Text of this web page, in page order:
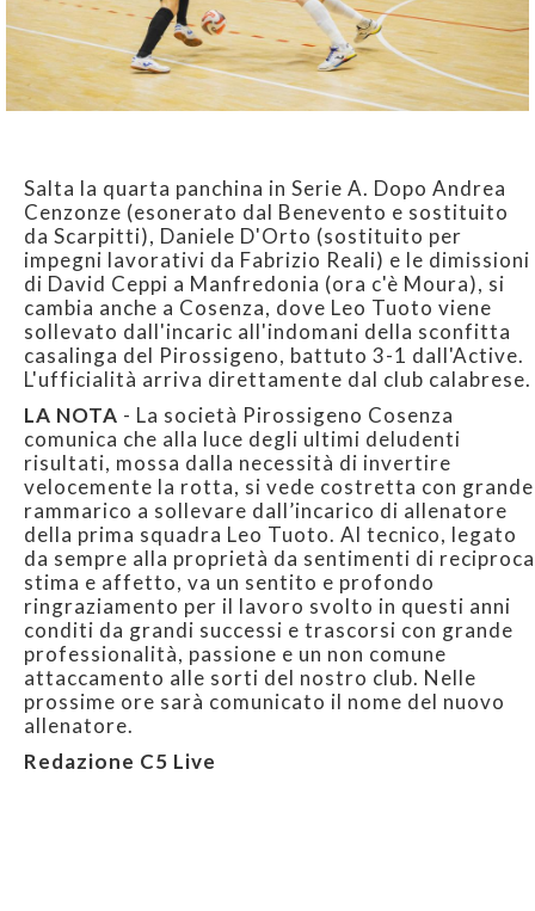
Salta la quarta panchina in Serie A. Dopo Andrea
Cenzonze (esonerato dal Benevento e sostituito
da Scarpitti), Daniele D'Orto (sostituito per
impegni lavorativi da Fabrizio Reali) e le dimissioni
di David Ceppi a Manfredonia (ora c'è Moura), si
cambia anche a Cosenza, dove Leo Tuoto viene
sollevato dall'incaric all'indomani della sconfitta
casalinga del Pirossigeno, battuto 3-1 dall'Active.
L'ufficialità arriva direttamente dal club calabrese.
LA NOTA - La società Pirossigeno Cosenza
comunica che alla luce degli ultimi deludenti
risultati, mossa dalla necessità di invertire
velocemente la rotta, si vede costretta con grande
rammarico a sollevare dall’incarico di allenatore
della prima squadra Leo Tuoto. Al tecnico, legato
da sempre alla proprietà da sentimenti di reciproca
stima e affetto, va un sentito e profondo
ringraziamento per il lavoro svolto in questi anni
conditi da grandi successi e trascorsi con grande
professionalità, passione e un non comune
attaccamento alle sorti del nostro club. Nelle
prossime ore sarà comunicato il nome del nuovo
allenatore.
Redazione C5 Live